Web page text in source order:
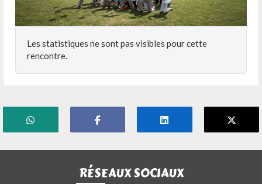
Les statistiques ne sont pas visibles pour cette
rencontre.
RÉSEAUX SOCIAUX